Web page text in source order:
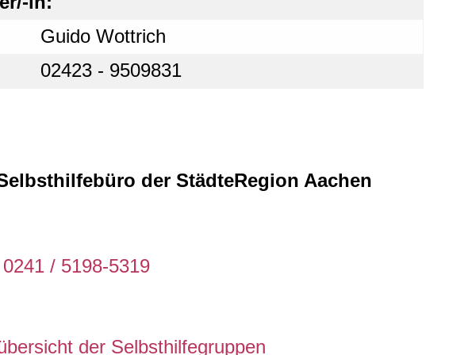
Guido Wottrich
02423 - 9509831
der StädteRegion Aachen
/ 5198-5319
der Selbsthilfegruppen